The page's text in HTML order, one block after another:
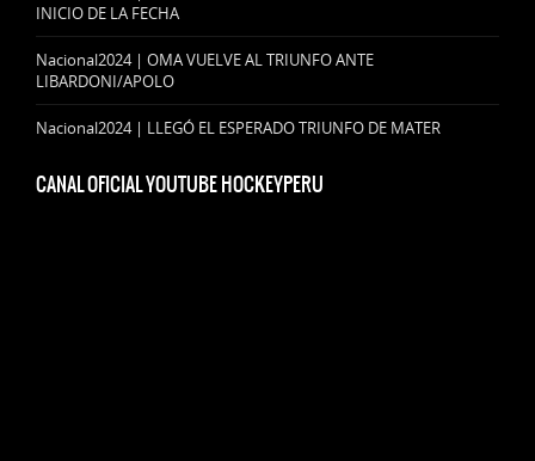
INICIO DE LA FECHA
Nacional2024 | OMA VUELVE AL TRIUNFO ANTE
LIBARDONI/APOLO
Nacional2024 | LLEGÓ EL ESPERADO TRIUNFO DE MATER
CANAL OFICIAL YOUTUBE HOCKEYPERU